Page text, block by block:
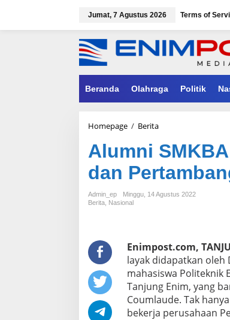
Jumat, 7 Agustus 2026 Terms of
Beranda Olahraga Politik
Homepage / BeritaAlumni
lulusan
Terbaik
Poltek
Energi
dan
Pertambangan
Alumni
dan
Admin_ep
Minggu, 14 Agustus 2022
Berita Nasional
Enimpost.com,
layak didapatkan oleh
mahasiswa Politeknik
Tanjung Enim, yang
Coumlaude. Tak
bekerja perusahaan